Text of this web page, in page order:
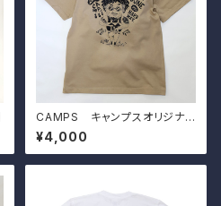
CAMPS キャンプスオリジナル
Tシャツ【 GRIND BREW the C
AMP 】
¥4,000